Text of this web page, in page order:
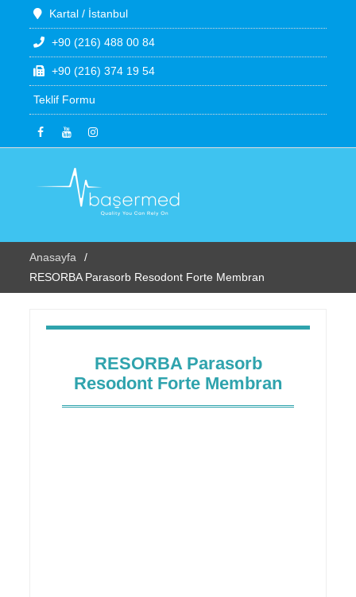
Kartal / İstanbul
+90 (216) 488 00 84
+90 (216) 374 19 54
Teklif Formu
Anasayfa
RESORBA Parasorb Resodont Forte Membran
RESORBA Parasorb
Resodont Forte Membran